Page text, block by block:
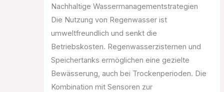
Nachhaltige Wassermanagementstrategien
Die Nutzung von Regenwasser ist
umweltfreundlich und senkt die
Betriebskosten. Regenwasserzisternen und
Speichertanks ermöglichen eine gezielte
Bewässerung, auch bei Trockenperioden. Die
Kombination mit Sensoren zur